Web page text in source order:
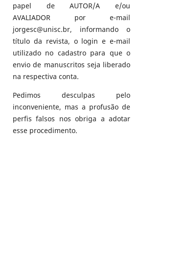
papel de AUTOR/A e/ou
AVALIADOR por e-mail
jorgesc@unisc.br, informando o
título da revista, o login e e-mail
utilizado no cadastro para que o
envio de manuscritos seja liberado
na respectiva conta.
Pedimos desculpas pelo
inconveniente, mas a profusão de
perfis falsos nos obriga a adotar
esse procedimento.